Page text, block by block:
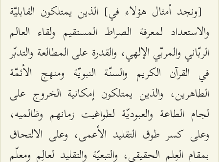
[ونجد أمثال هؤلاء في] الذين يمتلكون القابليّة
والاستعداد لمعرفة الصراط المستقيم ولقاء العالم
الربّاني والمربّي الإلهي، والقدرة على المطالعة والتدبّر
في القرآن الكريم والسنّة النبويّة ومنهج الأئمّة
الطاهرين، والذين‌ يمتلكون إمكانية الخروج على
لجام الطاعة والعبوديّة لطواغيت زمانهم وظالميه،
وعلى كسر طوق التقليد الأعمى، وعلى الالتحاق
بمقام العِلم الحقيقي، والتبعيّة والتقليد لعالِمٍ ومعلّمٍ